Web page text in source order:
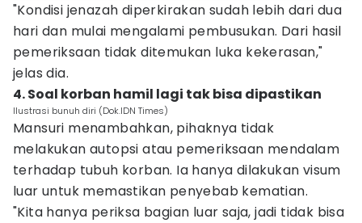
"Kondisi jenazah diperkirakan sudah lebih dari dua
hari dan mulai mengalami pembusukan. Dari hasil
pemeriksaan tidak ditemukan luka kekerasan,"
jelas dia.
4. Soal korban hamil lagi tak bisa dipastikan
Ilustrasi bunuh diri (Dok.IDN Times)
Mansuri menambahkan, pihaknya tidak
melakukan autopsi atau pemeriksaan mendalam
terhadap tubuh korban. Ia hanya dilakukan visum
luar untuk memastikan penyebab kematian.
"Kita hanya periksa bagian luar saja, jadi tidak bisa